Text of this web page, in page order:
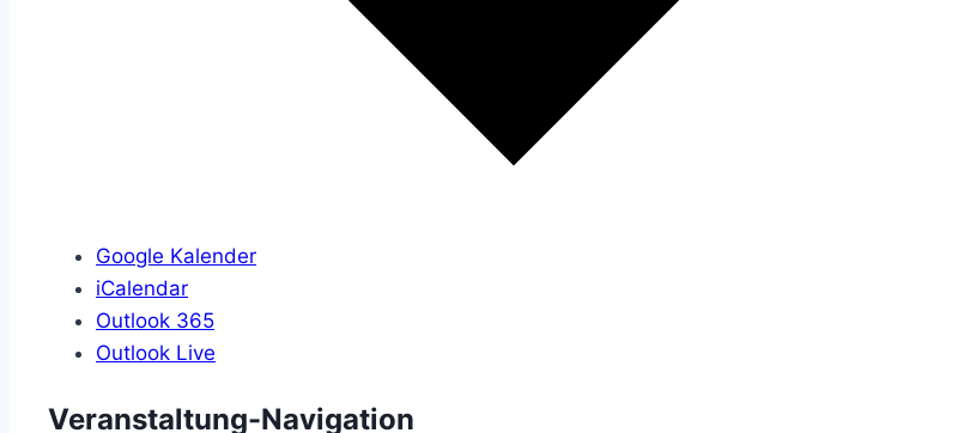
Google Kalender
iCalendar
Outlook 365
Outlook Live
Veranstaltung-Navigation